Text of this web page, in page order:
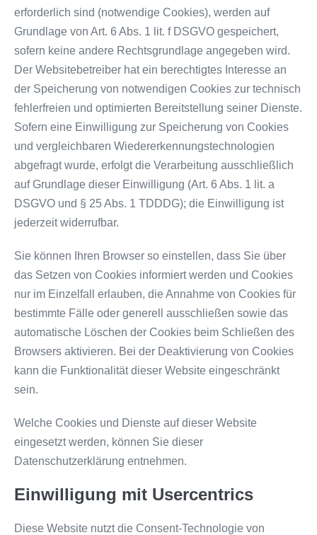
erforderlich sind (notwendige Cookies), werden auf
Grundlage von Art. 6 Abs. 1 lit. f DSGVO gespeichert,
sofern keine andere Rechtsgrundlage angegeben wird.
Der Websitebetreiber hat ein berechtigtes Interesse an
der Speicherung von notwendigen Cookies zur technisch
fehlerfreien und optimierten Bereitstellung seiner Dienste.
Sofern eine Einwilligung zur Speicherung von Cookies
und vergleichbaren Wiedererkennungstechnologien
abgefragt wurde, erfolgt die Verarbeitung ausschließlich
auf Grundlage dieser Einwilligung (Art. 6 Abs. 1 lit. a
DSGVO und § 25 Abs. 1 TDDDG); die Einwilligung ist
jederzeit widerrufbar.
Sie können Ihren Browser so einstellen, dass Sie über
das Setzen von Cookies informiert werden und Cookies
nur im Einzelfall erlauben, die Annahme von Cookies für
bestimmte Fälle oder generell ausschließen sowie das
automatische Löschen der Cookies beim Schließen des
Browsers aktivieren. Bei der Deaktivierung von Cookies
kann die Funktionalität dieser Website eingeschränkt
sein.
Welche Cookies und Dienste auf dieser Website
eingesetzt werden, können Sie dieser
Datenschutzerklärung entnehmen.
Einwilligung mit Usercentrics
Diese Website nutzt die Consent-Technologie von